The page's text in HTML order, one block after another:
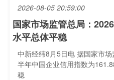
2026-08-05 20:59:00
国家市场监管总局：
水平总体平稳
中新经纬8月5日电 据国家市
半年中国企业信用指数为
稳